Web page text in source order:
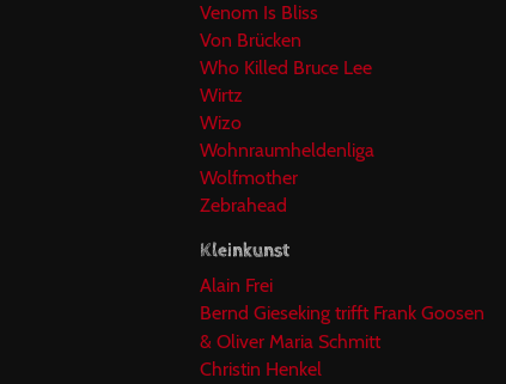
Venom Is Bliss
Von Brücken
Who Killed Bruce Lee
Wirtz
Wizo
Wohnraumheldenliga
Wolfmother
Zebrahead
Kleinkunst
Alain Frei
Bernd Gieseking trifft Frank Goosen
& Oliver Maria Schmitt
Christin Henkel